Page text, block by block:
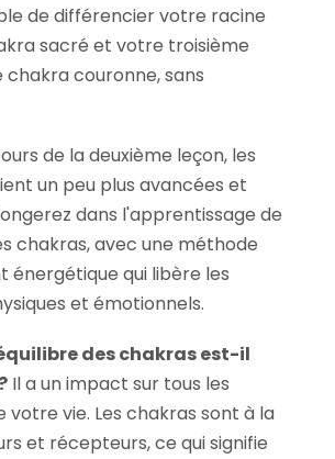
de différencier votre racine
sacré et votre troisième
chakra couronne, sans
de la deuxième leçon, les
un peu plus avancées et
dans l'apprentissage de
chakras, avec une méthode
énergétique qui libère les
et émotionnels.
des chakras est-il
Il a un impact sur tous les
votre vie. Les chakras sont à la
et récepteurs, ce qui signifie